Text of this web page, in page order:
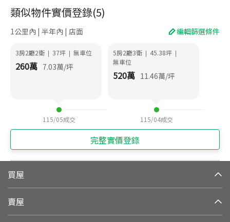
類似物件實價登錄(5)
1公里內 | 半年內 | 店面 編輯篩選條件
3房2廳2衛 | 37坪 | 無車位
260萬 7.03萬/坪
115/05成交
5房2廳3衛 | 45.38坪 |
無車位
520萬 11.46萬/坪
115/04成交
完整實價登錄
買屋
賣屋